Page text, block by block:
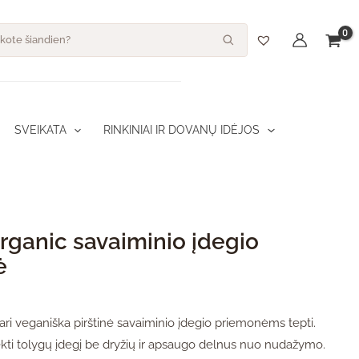
SVEIKATA RINKINIAI IR DOVANŲ IDĖJOS
savaiminio įdegio
veganiška pirštinė savaiminio įdegio priemonėms tepti.
tolygų įdegį be dryžių ir apsaugo delnus nuo nudažymo.